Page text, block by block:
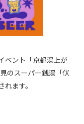
ベント「京都湯上が
のスーパー銭湯「伏
ます。